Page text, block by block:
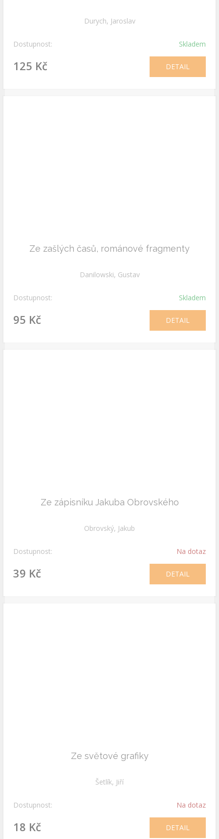
Durych, Jaroslav
Dostupnost: Skladem
125 Kč DETAIL
Ze zašlých časů, románové fragmenty
Danilowski, Gustav
Dostupnost: Skladem
95 Kč DETAIL
Ze zápisníku Jakuba Obrovského
Obrovský, Jakub
Dostupnost: Na dotaz
39 Kč DETAIL
Ze světové grafiky
Šetlík, Jiří
Dostupnost: Na dotaz
18 Kč DETAIL